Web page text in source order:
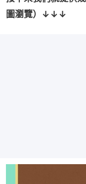
圖瀏覽）↓↓↓